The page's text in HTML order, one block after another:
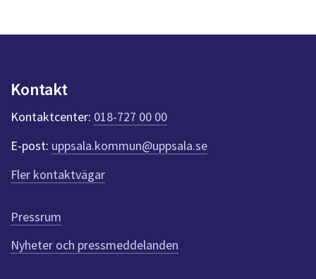
n
k
t
e
r
f
ö
r
e
n
n
a
Kontakt
Kontaktcenter: 018-727 00 00
E-post: uppsala.kommun@uppsala.se
Fler kontaktvägar
Pressrum
Nyheter och pressmeddelanden